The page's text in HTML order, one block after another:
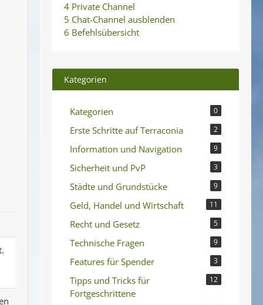
4 Private Channel
5 Chat-Channel ausblenden
6 Befehlsübersicht
Kategorien
Kategorien 0
Erste Schritte auf Terraconia 2
Information und Navigation 9
Sicherheit und PvP 3
Städte und Grundstücke 9
Geld, Handel und Wirtschaft 11
Recht und Gesetz 5
Technische Fragen 9
Features für Spender 3
Tipps und Tricks für
Fortgeschrittene
12